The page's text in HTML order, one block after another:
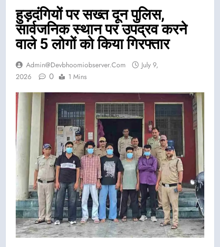
हुड़दंगियों पर सख्त दून पुलिस,
सार्वजनिक स्थान पर उपद्रव करने
वाले 5 लोगों को किया गिरफ्तार
Admin@devbhoomiobserver.com
July 9,
2026
0 1 Mins